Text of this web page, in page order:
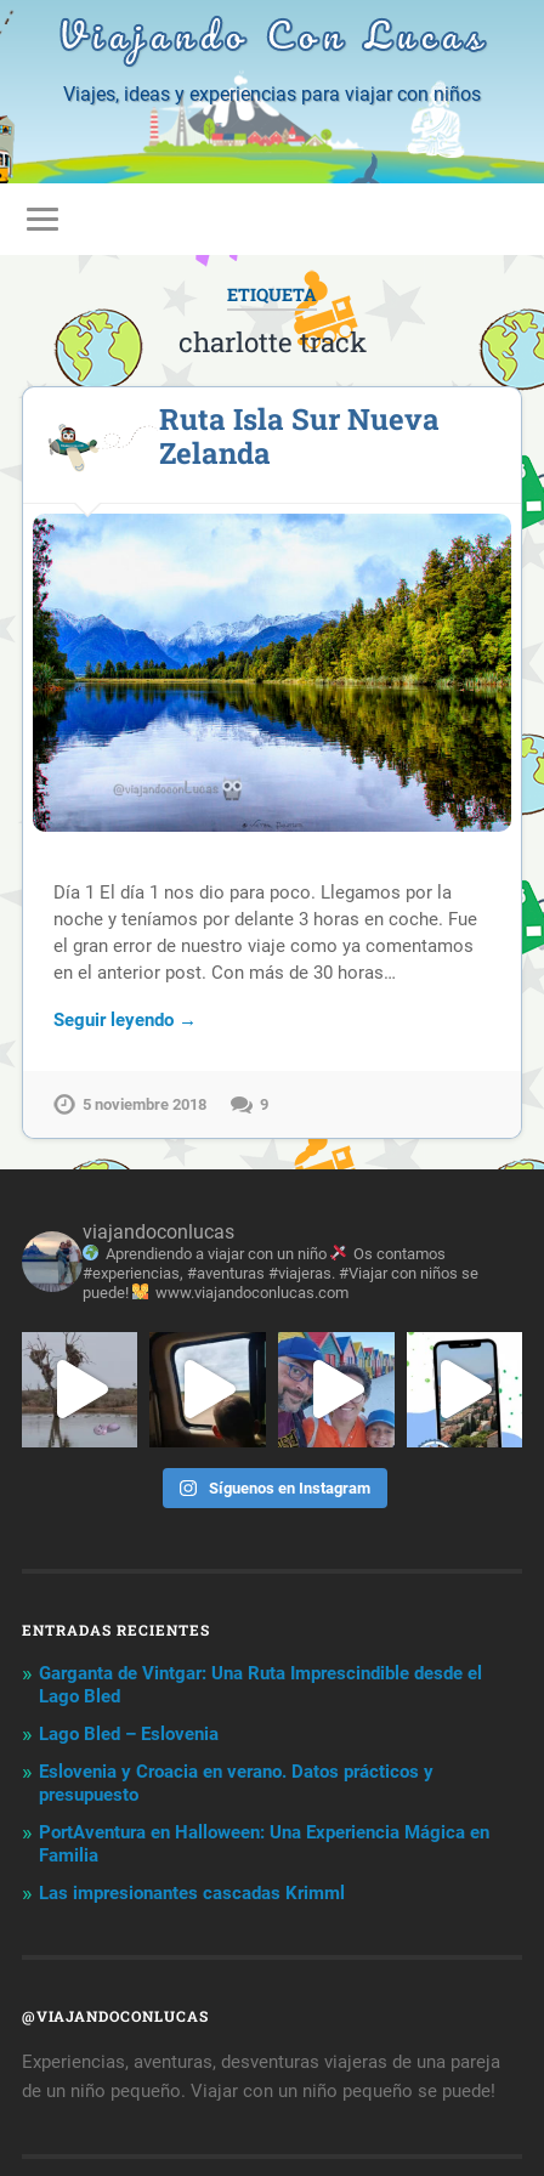
Viajando Con Lucas
Viajes, ideas y experiencias para viajar con niños
ETIQUETA
charlotte track
Ruta Isla Sur Nueva
Zelanda
Día 1 El día 1 nos dio para poco. Llegamos por la
noche y teníamos por delante 3 horas en coche. Fue
el gran error de nuestro viaje como ya comentamos
en el anterior post. Con más de 30 horas…
Seguir leyendo →
5 noviembre 2018 9
viajandoconlucas
Aprendiendo a viajar con un niño
Os contamos
#experiencias, #aventuras #viajeras. #Viajar con niños se
puede!
www.viajandoconlucas.com
Síguenos en Instagram
ENTRADAS RECIENTES
Garganta de Vintgar: Una Ruta Imprescindible desde el
Lago Bled
Lago Bled – Eslovenia
Eslovenia y Croacia en verano. Datos prácticos y
presupuesto
PortAventura en Halloween: Una Experiencia Mágica en
Familia
Las impresionantes cascadas Krimml
@VIAJANDOCONLUCAS
Experiencias, aventuras, desventuras viajeras de una pareja
de un niño pequeño. Viajar con un niño pequeño se puede!